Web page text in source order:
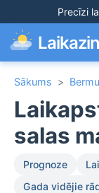
Precīzi
Sākums >
salas
Prognoze
Gada vidējie